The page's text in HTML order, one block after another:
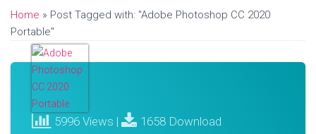
Home » Post Tagged with: "Adobe Photoshop CC 2020
Portable"
5996 Views | 1658 Download